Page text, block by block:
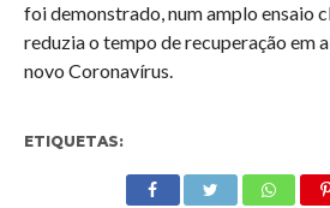
foi demonstrado, num amplo ensaio
reduzia o tempo de recuperação em
novo Coronavírus.
ETIQUETAS: